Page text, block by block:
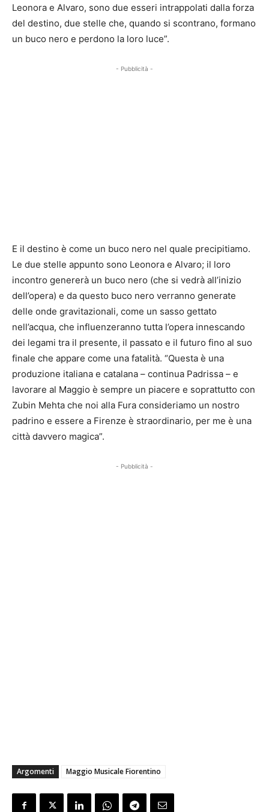
Leonora e Alvaro, sono due esseri intrappolati dalla forza
del destino, due stelle che, quando si scontrano, formano
un buco nero e perdono la loro luce”.
- Pubblicità -
E il destino è come un buco nero nel quale precipitiamo.
Le due stelle appunto sono Leonora e Alvaro; il loro
incontro genererà un buco nero (che si vedrà all’inizio
dell’opera) e da questo buco nero verranno generate
delle onde gravitazionali, come un sasso gettato
nell’acqua, che influenzeranno tutta l’opera innescando
dei legami tra il presente, il passato e il futuro fino al suo
finale che appare come una fatalità. “Questa è una
produzione italiana e catalana – continua Padrissa – e
lavorare al Maggio è sempre un piacere e soprattutto con
Zubin Mehta che noi alla Fura consideriamo un nostro
padrino e essere a Firenze è straordinario, per me è una
città davvero magica”.
- Pubblicità -
Argomenti Maggio Musicale Fiorentino